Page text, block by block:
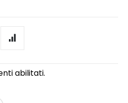
abilitati.